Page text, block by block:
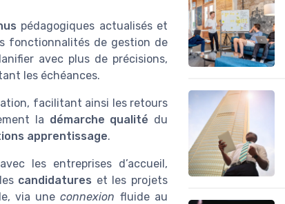
pédagogiques actualisés et
fonctionnalités de gestion de
avec plus de précisions,
les échéances.
facilitant ainsi les retours
la démarche qualité du
apprentissage.
les entreprises d’accueil,
candidatures et les projets
via uneconnexion fluide au